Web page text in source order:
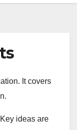
It covers
ideas are